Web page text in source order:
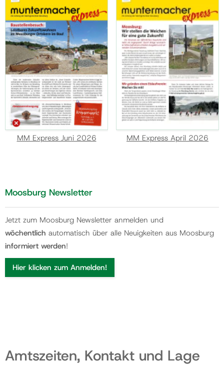
MM Express Juni 2026 MM Express April 2026
Moosburg Newsletter
Jetzt zum Moosburg Newsletter anmelden und
wöchentlich automatisch über alle Neuigkeiten aus Moosburg
informiert werden!
Hier klicken zum Anmelden!
Amtszeiten, Kontakt und Lage